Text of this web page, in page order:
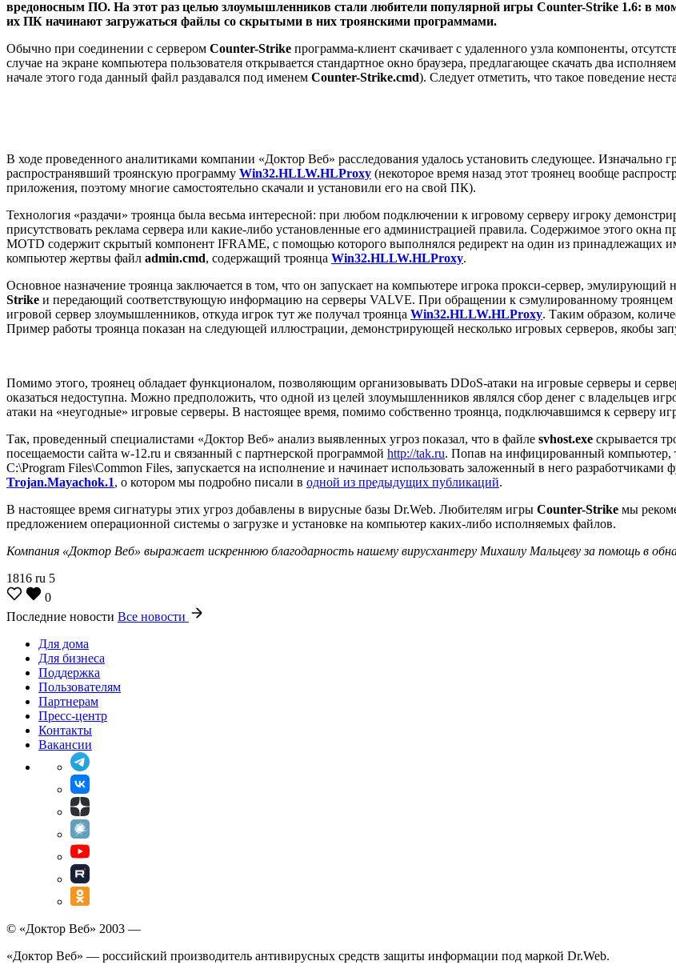
вредоносным ПО. На этот раз целью злоумышленников стали любители популярной игры Counter-Strike 1.6: в
их ПК начинают загружаться файлы со скрытыми в них троянскими программами.
Обычно при соединении с сервером Counter-Strike программа-клиент скачивает с удаленного узла компоненты,
случае на экране компьютера пользователя открывается стандартное окно браузера, предлагающее скачать два
начале этого года данный файл раздавался под именем Counter-Strike.cmd). Следует отметить, что такое поведение
В ходе проведенного аналитиками компании «Доктор Веб» расследования удалось установить следующее. Изначально
распространявший троянскую программу Win32.HLLW.HLProxy (некоторое время назад этот троянец вообще
приложения, поэтому многие самостоятельно скачали и установили его на свой ПК).
Технология «раздачи» троянца была весьма интересной: при любом подключении к игровому серверу игроку
присутствовать реклама сервера или какие-либо установленные его администрацией правила. Содержимое этого
MOTD содержит скрытый компонент IFRAME, с помощью которого выполнялся редирект на один из принадлежащих им
компьютер жертвы файл admin.cmd, содержащий троянца Win32.HLLW.HLProxy.
Основное назначение троянца заключается в том, что он запускает на компьютере игрока прокси-сервер,
Strike и передающий соответствующую информацию на серверы VALVE. При обращении к сэмулированному троянцем
игровой сервер злоумышленников, откуда игрок тут же получал троянца Win32.HLLW.HLProxy. Таким образом,
Пример работы троянца показан на следующей иллюстрации, демонстрирующей несколько игровых серверов, якобы
Помимо этого, троянец обладает функционалом, позволяющим организовывать DDoS-атаки на игровые серверы и
оказаться недоступна. Можно предположить, что одной из целей злоумышленников являлся сбор денег с владельцев
атаки на «неугодные» игровые серверы. В настоящее время, помимо собственно троянца, подключавшимся к серверу
Так, проведенный специалистами «Доктор Веб» анализ выявленных угроз показал, что в файле svhost.exe скрывается
посещаемости сайта w-12.ru и связанный с партнерской программой http://tak.ru. Попав на инфицированный компьютер,
C:\Program Files\Common Files, запускается на исполнение и начинает использовать заложенный в него
Trojan.Mayachok.1, о котором мы подробно писали в одной из предыдущих публикаций.
В настоящее время сигнатуры этих угроз добавлены в вирусные базы Dr.Web. Любителям игры Counter-Strike мы
предложением операционной системы о загрузке и установке на компьютер каких-либо исполняемых файлов.
Компания «Доктор Веб» выражает искреннюю благодарность нашему вирусхантеру Михаилу Мальцеву за помощь в
1816 ru 5
0
Последние новости Все новости
Для дома
Для бизнеса
Поддержка
Пользователям
Партнерам
Пресс-центр
Контакты
Вакансии
© «Доктор Веб» 2003 —
«Доктор Веб» — российский производитель антивирусных средств защиты информации под маркой Dr.Web.